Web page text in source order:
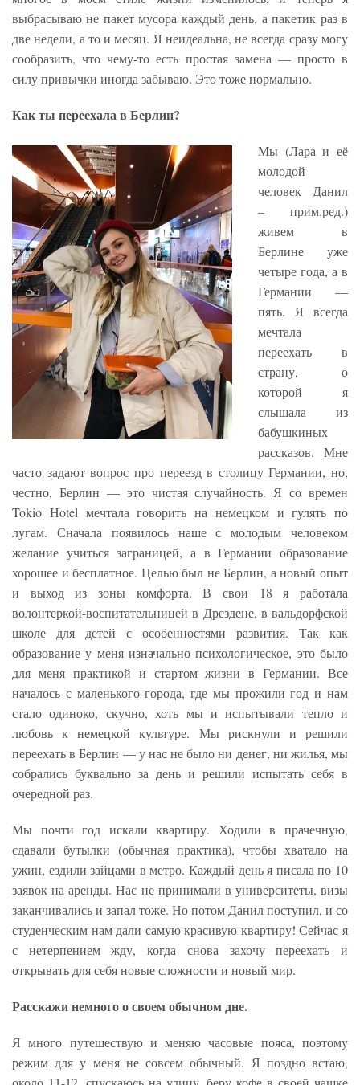
выбрасываю не пакет мусора каждый день, а пакетик раз в
две недели, а то и месяц. Я неидеальна, не всегда сразу могу
сообразить, что чему-то есть простая замена — просто в
силу привычки иногда забываю. Это тоже нормально.
Как ты переехала в Берлин?
Мы (Лара и её
молодой
человек Данил
– прим.ред.)
живем в
Берлине уже
четыре года, а в
Германии —
пять. Я всегда
мечтала
переехать в
страну, о
которой я
слышала из
бабушкиных
рассказов. Мне
часто задают вопрос про переезд в столицу Германии, но,
честно, Берлин — это чистая случайность. Я со времен
Tokio Hotel мечтала говорить на немецком и гулять по
лугам. Сначала появилось наше с молодым человеком
желание учиться заграницей, а в Германии образование
хорошее и бесплатное. Целью был не Берлин, а новый опыт
и выход из зоны комфорта. В свои 18 я работала
волонтеркой-воспитательницей в Дрездене, в вальдорфской
школе для детей с особенностями развития. Так как
образование у меня изначально психологическое, это было
для меня практикой и стартом жизни в Германии. Все
началось с маленького города, где мы прожили год и нам
стало одиноко, скучно, хоть мы и испытывали тепло и
любовь к немецкой культуре. Мы рискнули и решили
переехать в Берлин — у нас не было ни денег, ни жилья, мы
собрались буквально за день и решили испытать себя в
очередной раз.
Мы почти год искали квартиру. Ходили в прачечную,
сдавали бутылки (обычная практика), чтобы хватало на
ужин, ездили зайцами в метро. Каждый день я писала по 10
заявок на аренды. Нас не принимали в университеты, визы
заканчивались и запал тоже. Но потом Данил поступил, и со
студенческим нам дали самую красивую квартиру! Сейчас я
с нетерпением жду, когда снова захочу переехать и
открывать для себя новые сложности и новый мир.
Расскажи немного о своем обычном дне.
Я много путешествую и меняю часовые пояса, поэтому
режим для у меня не совсем обычный. Я поздно встаю,